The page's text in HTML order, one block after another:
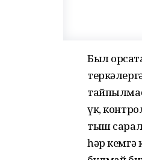
Был
үк,
тыш
һәр кемгә